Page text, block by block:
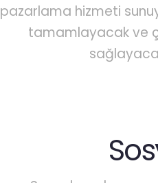
pazarlama hizmeti
tamamlayacak ve